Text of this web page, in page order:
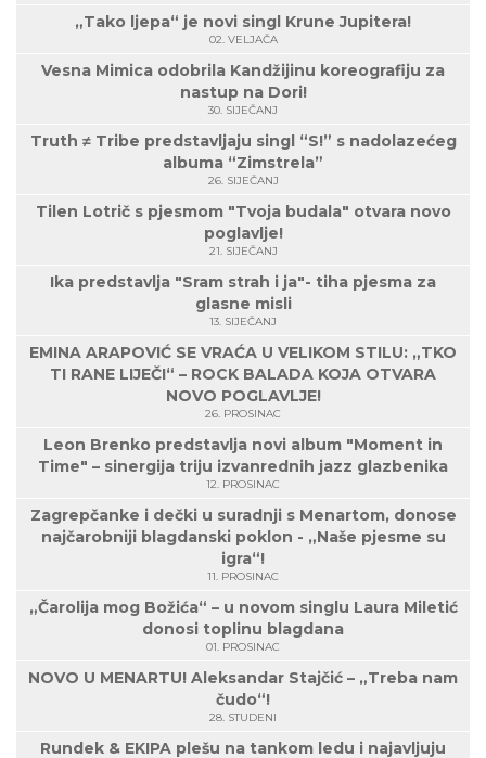
„Tako ljepa“ je novi singl Krune Jupitera!
02. VELJAČA
Vesna Mimica odobrila Kandžijinu koreografiju za
nastup na Dori!
30. SIJEČANJ
Truth ≠ Tribe predstavljaju singl “S!” s nadolazećeg
albuma “Zimstrela”
26. SIJEČANJ
Tilen Lotrič s pjesmom "Tvoja budala" otvara novo
poglavlje!
21. SIJEČANJ
Ika predstavlja "Sram strah i ja"- tiha pjesma za
glasne misli
13. SIJEČANJ
EMINA ARAPOVIĆ SE VRAĆA U VELIKOM STILU: „TKO
TI RANE LIJEČI“ – ROCK BALADA KOJA OTVARA
NOVO POGLAVLJE!
26. PROSINAC
Leon Brenko predstavlja novi album "Moment in
Time" – sinergija triju izvanrednih jazz glazbenika
12. PROSINAC
Zagrepčanke i dečki u suradnji s Menartom, donose
najčarobniji blagdanski poklon - „Naše pjesme su
igra“!
11. PROSINAC
„Čarolija mog Božića“ – u novom singlu Laura Miletić
donosi toplinu blagdana
01. PROSINAC
NOVO U MENARTU! Aleksandar Stajčić – „Treba nam
čudo“!
28. STUDENI
Rundek & EKIPA plešu na tankom ledu i najavljuju